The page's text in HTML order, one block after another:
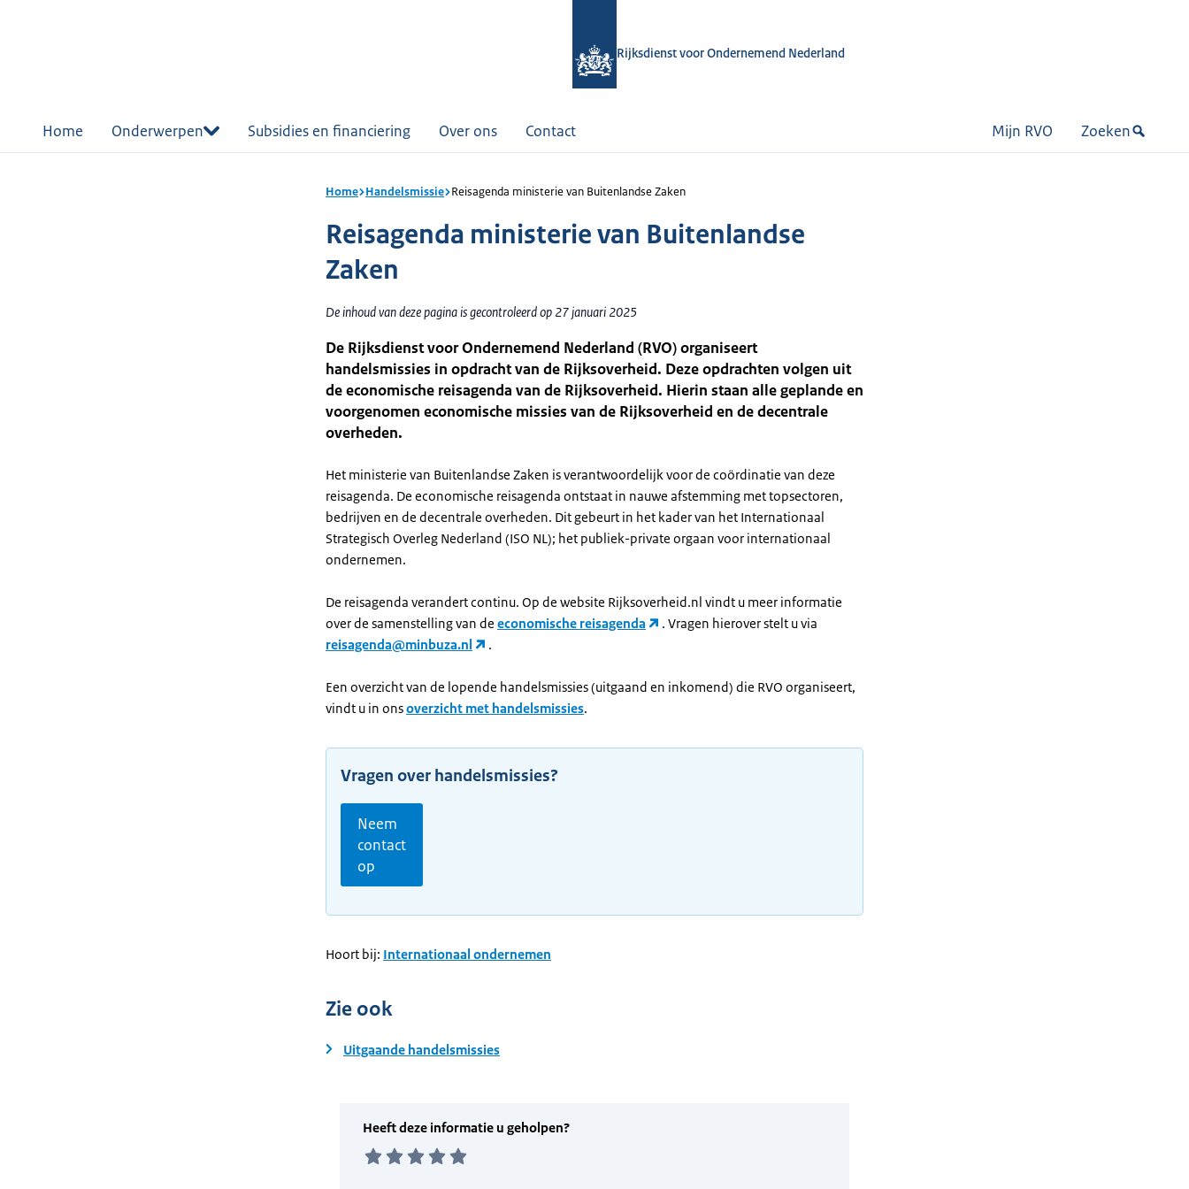
Rijksdienst voor Ondernemend Nederland
Home Onderwerpen Subsidies en financiering Over ons Contact Mijn RVO Zoeken
Home Handelsmissie Reisagenda ministerie van Buitenlandse Zaken
Reisagenda ministerie van Buitenlandse
Zaken
De inhoud van deze pagina is gecontroleerd op 27 januari 2025
De Rijksdienst voor Ondernemend Nederland (RVO) organiseert
handelsmissies in opdracht van de Rijksoverheid. Deze opdrachten volgen uit
de economische reisagenda van de Rijksoverheid. Hierin staan alle geplande en
voorgenomen economische missies van de Rijksoverheid en de decentrale
overheden.
Het ministerie van Buitenlandse Zaken is verantwoordelijk voor de coördinatie van deze
reisagenda. De economische reisagenda ontstaat in nauwe afstemming met topsectoren,
bedrijven en de decentrale overheden. Dit gebeurt in het kader van het Internationaal
Strategisch Overleg Nederland (ISO NL); het publiek-private orgaan voor internationaal
ondernemen.
De reisagenda verandert continu. Op de website Rijksoverheid.nl vindt u meer informatie
over de samenstelling van de economische reisagenda
. Vragen hierover stelt u via
reisagenda@minbuza.nl
.
Een overzicht van de lopende handelsmissies (uitgaand en inkomend) die RVO organiseert,
vindt u in onsoverzicht met handelsmissies.
Vragen over handelsmissies?
Neem
contact
op
Hoort bij: Internationaal ondernemen
Zie ook
Uitgaande handelsmissies